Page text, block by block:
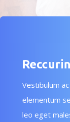
Vestibulum
elementum
leo eget